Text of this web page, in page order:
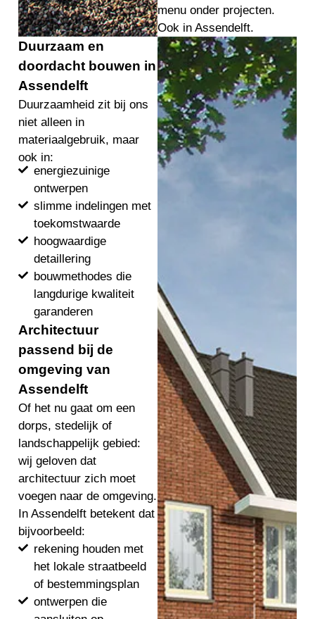
menu onder projecten.
Ook in Assendelft.
Duurzaam en
doordacht bouwen in
Assendelft
Duurzaamheid zit bij ons
niet alleen in
materiaalgebruik, maar
ook in:
energiezuinige
ontwerpen
slimme indelingen met
toekomstwaarde
hoogwaardige
detaillering
bouwmethodes die
langdurige kwaliteit
garanderen
Architectuur
passend bij de
omgeving van
Assendelft
Of het nu gaat om een
dorps, stedelijk of
landschappelijk gebied:
wij geloven dat
architectuur zich moet
voegen naar de omgeving.
In Assendelft betekent dat
bijvoorbeeld:
rekening houden met
het lokale straatbeeld
of bestemmingsplan
ontwerpen die